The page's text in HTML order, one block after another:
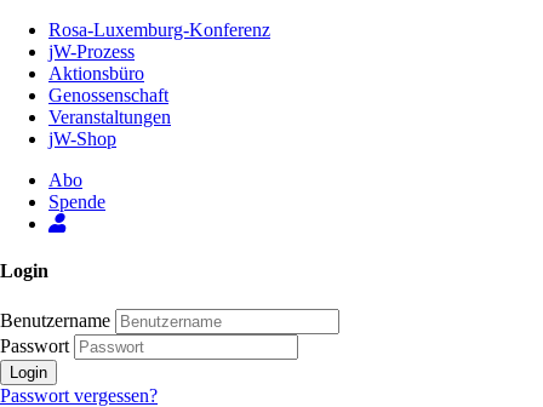
Inhalt
Seite
Rosa-Luxemburg-Konferenz
jW-Prozess
Aktionsbüro
Genossenschaft
Veranstaltungen
jW-Shop
Abo
Spende
Login
Benutzername
Passwort
Login
Passwort vergessen?